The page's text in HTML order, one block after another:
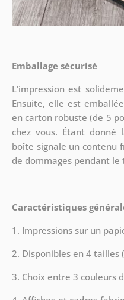
Emballage sécurisé
L'impression est
Ensuite, elle est
en carton robuste (de 5
chez vous. Étant
boîte signale un contenu
de dommages pendant le
Caractéristiques
1. Impressions sur un
2. Disponibles en 4 tailles
3. Choix entre 3 couleurs